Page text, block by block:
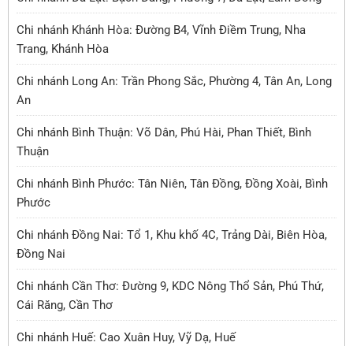
Chi nhánh Khánh Hòa: Đường B4, Vĩnh Điềm Trung, Nha
Trang, Khánh Hòa
Chi nhánh Long An: Trần Phong Sắc, Phường 4, Tân An, Long
An
Chi nhánh Bình Thuận: Võ Dân, Phú Hài, Phan Thiết, Bình
Thuận
Chi nhánh Bình Phước: Tân Niên, Tân Đồng, Đồng Xoài, Bình
Phước
Chi nhánh Đồng Nai: Tổ 1, Khu khố 4C, Trảng Dài, Biên Hòa,
Đồng Nai
Chi nhánh Cần Thơ: Đường 9, KDC Nông Thổ Sản, Phú Thứ,
Cái Răng, Cần Thơ
Chi nhánh Huế: Cao Xuân Huy, Vỹ Dạ, Huế